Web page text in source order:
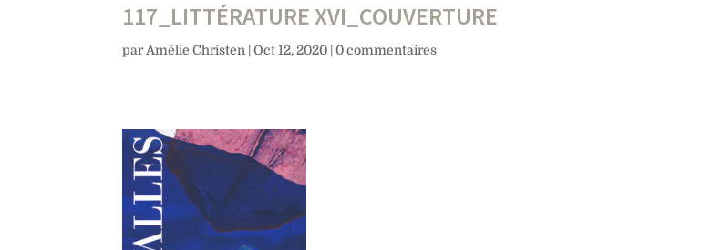
117_LITTÉRATURE XVI_COUVERTURE
parAmélie Christen |Oct 12, 2020 |0 commentaires